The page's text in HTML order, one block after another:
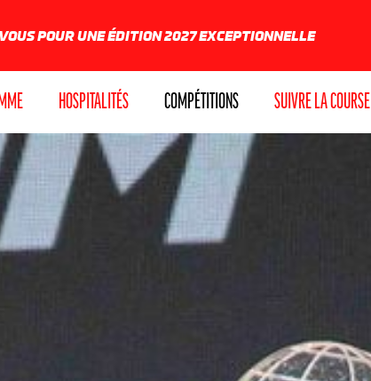
POUR UNE ÉDITION 2027 EXCEPTIONNELLE
HOSPITALITÉS COMPÉTITIONS SUIVRE LA COURSE